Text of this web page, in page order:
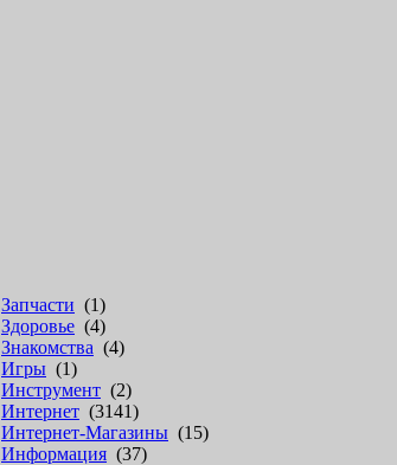
Запчасти (1)
Здоровье (4)
Знакомства (4)
Игры (1)
Инструмент (2)
Интернет (3141)
Интернет-Магазины (15)
Информация (37)